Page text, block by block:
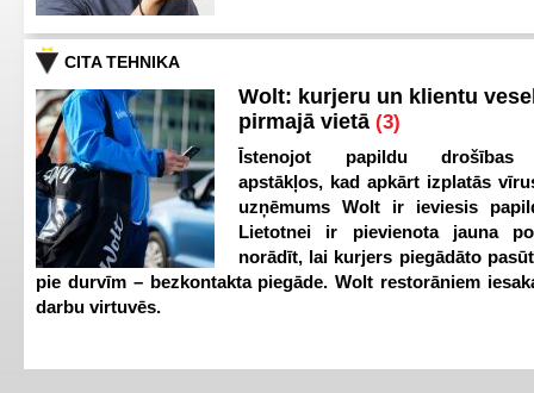
CITA TEHNIKA
Wolt: kurjeru un klientu
pirmajā vietā (3)
Īstenojot papildu drošības
apstākļos, kad apkārt izplatās
uzņēmums Wolt ir ieviesis
Lietotnei ir pievienota jauna
norādīt, lai kurjers piegādāto
pie durvīm – bezkontakta piegāde. Wolt restorāniem
darbu virtuvēs.